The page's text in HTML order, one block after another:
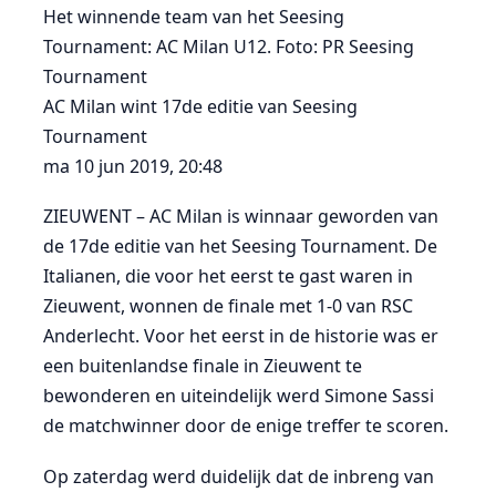
Het winnende team van het Seesing
Tournament: AC Milan U12. Foto: PR Seesing
Tournament
AC Milan wint 17de editie van Seesing
Tournament
ma 10 jun 2019, 20:48
ZIEUWENT – AC Milan is winnaar geworden van
de 17de editie van het Seesing Tournament. De
Italianen, die voor het eerst te gast waren in
Zieuwent, wonnen de finale met 1-0 van RSC
Anderlecht. Voor het eerst in de historie was er
een buitenlandse finale in Zieuwent te
bewonderen en uiteindelijk werd Simone Sassi
de matchwinner door de enige treffer te scoren.
Op zaterdag werd duidelijk dat de inbreng van